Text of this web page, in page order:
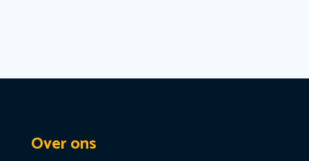
Over ons